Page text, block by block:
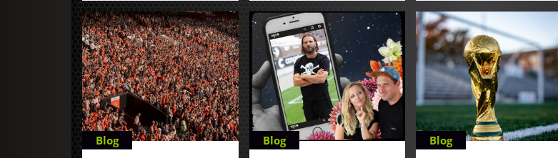
Blog
Blog
Blog